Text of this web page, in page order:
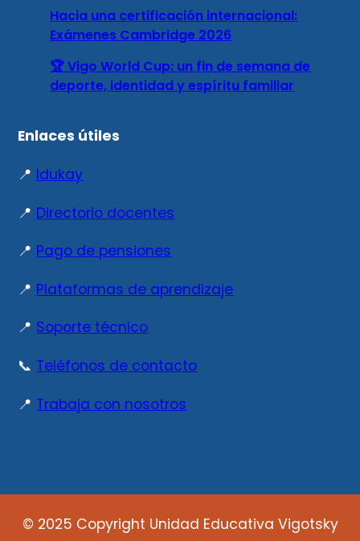
Hacia una certificación internacional:
Exámenes Cambridge 2026
🏆 Vigo World Cup: un fin de semana de
deporte, identidad y espíritu familiar
Enlaces útiles
📍 Idukay
📍 Directorio docentes
📍 Pago de pensiones
📍 Plataformas de aprendizaje
📍 Soporte técnico
📞 Teléfonos de contacto
📍 Trabaja con nosotros
© 2025 Copyright Unidad Educativa Vigotsky